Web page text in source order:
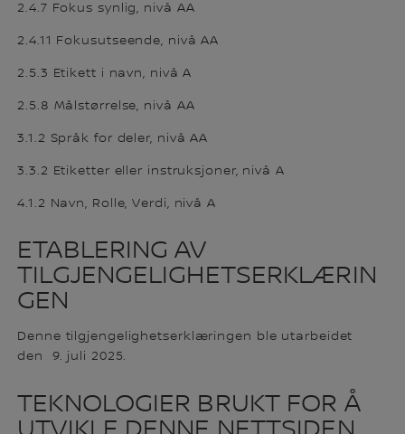
2.4.7 Fokus synlig, nivå AA
2.4.11 Fokusutseende, nivå AA
2.5.3 Etikett i navn, nivå A
2.5.8 Målstørrelse, nivå AA
3.1.2 Språk for deler, nivå AA
3.3.2 Etiketter eller instruksjoner, nivå A
4.1.2 Navn, Rolle, Verdi, nivå A
ETABLERING AV
TILGJENGELIGHETSERKLÆRIN
GEN
Denne tilgjengelighetserklæringen ble utarbeidet
den 9. juli 2025.
TEKNOLOGIER BRUKT FOR Å